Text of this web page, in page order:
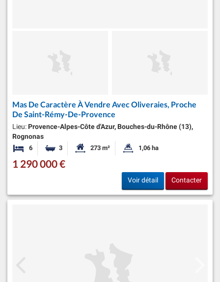
Mas De Caractère À Vendre Avec Oliveraies, Proche
De Saint-Rémy-De-Provence
Lieu: Provence-Alpes-Côte d'Azur, Bouches-du-Rhône (13),
Rognonas
6 Chambres
3 Salles de bainsSurface habitable:
273 m² Superficie du terrain:
1,06 ha
1 290 000 €
Voir détail Contacter